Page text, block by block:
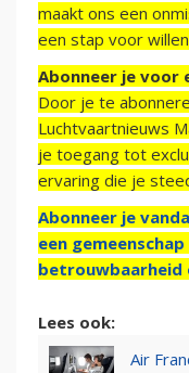
maakt ons een
een stap voor
Abonneer je voor
Door je te
Luchtvaartnieuws
je toegang tot
ervaring die je
Abonneer je
een
betrouwbaarheid
Lees ook:
Air